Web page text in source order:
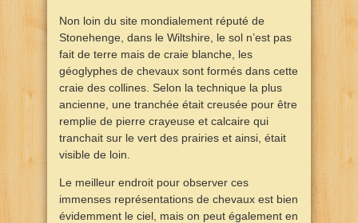
Non loin du site mondialement réputé de
Stonehenge, dans le Wiltshire, le sol n’est pas
fait de terre mais de craie blanche, les
géoglyphes de chevaux sont formés dans cette
craie des collines. Selon la technique la plus
ancienne, une tranchée était creusée pour être
remplie de pierre crayeuse et calcaire qui
tranchait sur le vert des prairies et ainsi, était
visible de loin.
Le meilleur endroit pour observer ces
immenses représentations de chevaux est bien
évidemment le ciel, mais on peut également en